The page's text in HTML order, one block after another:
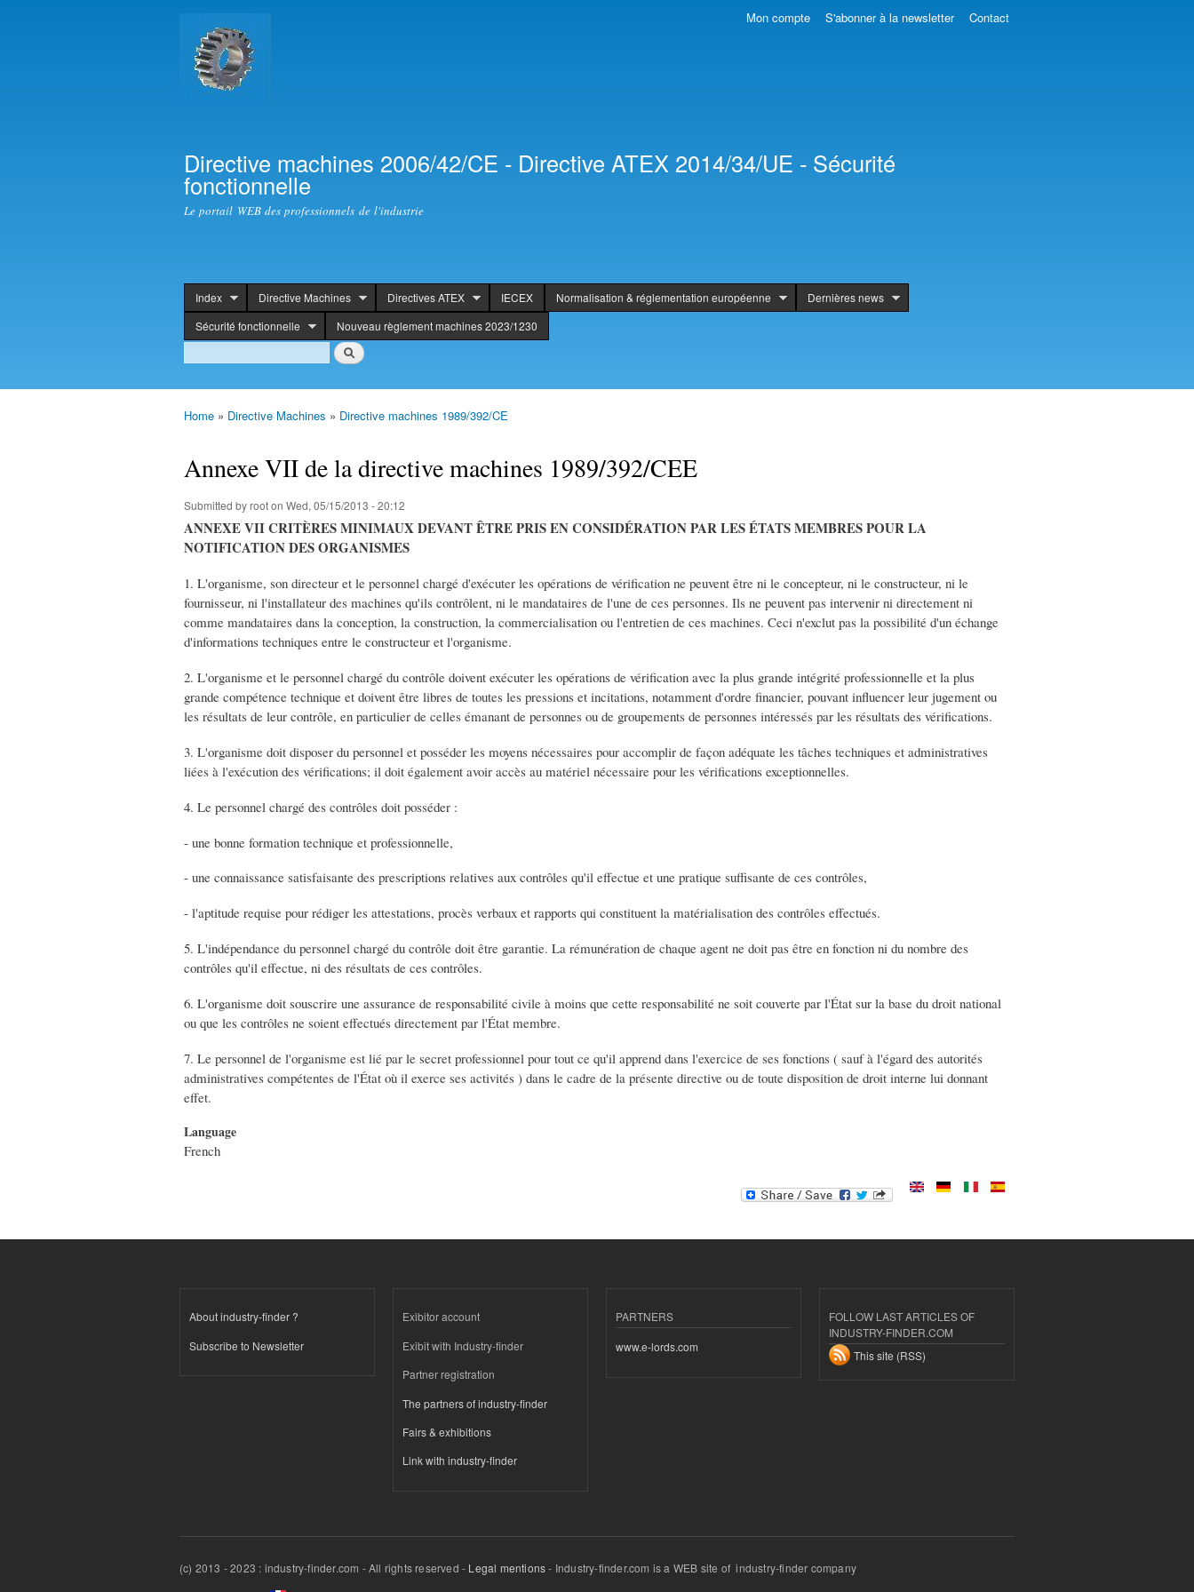
Directive machines 2006/42/CE - Directive ATEX 2014/34/UE - Sécurité
fonctionnelle
Le portail WEB des professionnels de l'industrie
header
Index Directive Machines Directives ATEX IECEX Normalisation & réglementation européenne
Dernières news
Sécurité fonctionnelle
Nouveau règlement machines 2023/1230
Search
Search
Mon compte S'abonner à la newsletter Contact
Home » Directive Machines » Directive machines 1989/392/CE
Annexe VII de la directive machines 1989/392/CEE
Submitted byrooton Wed, 05/15/2013 - 20:12
ANNEXE VII CRITÈRES MINIMAUX DEVANT ÊTRE PRIS EN CONSIDÉRATION PAR LES ÉTATS MEMBRES POUR LA
NOTIFICATION DES ORGANISMES
1. L'organisme, son directeur et le personnel chargé d'exécuter les opérations de vérification ne peuvent être ni le concepteur, ni le constructeur, ni le
fournisseur, ni l'installateur des machines qu'ils contrôlent, ni le mandataires de l'une de ces personnes. Ils ne peuvent pas intervenir ni directement ni
comme mandataires dans la conception, la construction, la commercialisation ou l'entretien de ces machines. Ceci n'exclut pas la possibilité d'un échange
d'informations techniques entre le constructeur et l'organisme.
2. L'organisme et le personnel chargé du contrôle doivent exécuter les opérations de vérification avec la plus grande intégrité professionnelle et la plus
grande compétence technique et doivent être libres de toutes les pressions et incitations, notamment d'ordre financier, pouvant influencer leur jugement ou
les résultats de leur contrôle, en particulier de celles émanant de personnes ou de groupements de personnes intéressés par les résultats des vérifications.
3. L'organisme doit disposer du personnel et posséder les moyens nécessaires pour accomplir de façon adéquate les tâches techniques et administratives
liées à l'exécution des vérifications; il doit également avoir accès au matériel nécessaire pour les vérifications exceptionnelles.
4. Le personnel chargé des contrôles doit posséder :
- une bonne formation technique et professionnelle,
- une connaissance satisfaisante des prescriptions relatives aux contrôles qu'il effectue et une pratique suffisante de ces contrôles,
- l'aptitude requise pour rédiger les attestations, procès verbaux et rapports qui constituent la matérialisation des contrôles effectués.
5. L'indépendance du personnel chargé du contrôle doit être garantie. La rémunération de chaque agent ne doit pas être en fonction ni du nombre des
contrôles qu'il effectue, ni des résultats de ces contrôles.
6. L'organisme doit souscrire une assurance de responsabilité civile à moins que cette responsabilité ne soit couverte par l'État sur la base du droit national
ou que les contrôles ne soient effectués directement par l'État membre.
7. Le personnel de l'organisme est lié par le secret professionnel pour tout ce qu'il apprend dans l'exercice de ses fonctions ( sauf à l'égard des autorités
administratives compétentes de l'État où il exerce ses activités ) dans le cadre de la présente directive ou de toute disposition de droit interne lui donnant
effet.
Language
French
About industry-finder ?
Subscribe to Newsletter
Exibitor account
Exibit with Industry-finder
Partner registration
The partners of industry-finder
Fairs & exhibitions
Link with industry-finder
PARTNERS
www.e-lords.com
FOLLOW LAST ARTICLES OF
INDUSTRY-FINDER.COM
This site (RSS)
(c) 2013 - 2023 : industry-finder.com - All rights reserved - Legal mentions- Industry-finder.com is a WEB site of industry-finder company